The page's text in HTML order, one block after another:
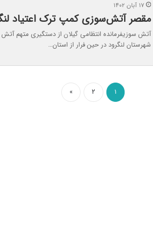
۱۷ آبان ۱۴۰۲
مقصر آتش‌سوزی کمپ ترک اعتیاد
آتش سوزیفرمانده انتظامی گیلان از دستگیری متهم
شهرستان لنگرود در حین فرار از استان…
۱ ۲ »